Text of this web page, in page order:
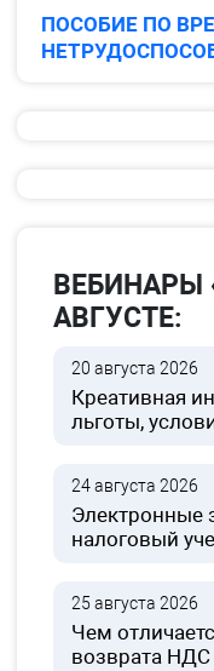
ПОСОБИЕ ПО
АВГУСТЕ:
20 августа 2026
Креативная
льготы,
24 августа 2026
Электронные
налоговый
25 августа 2026
Чем
возврата НДС